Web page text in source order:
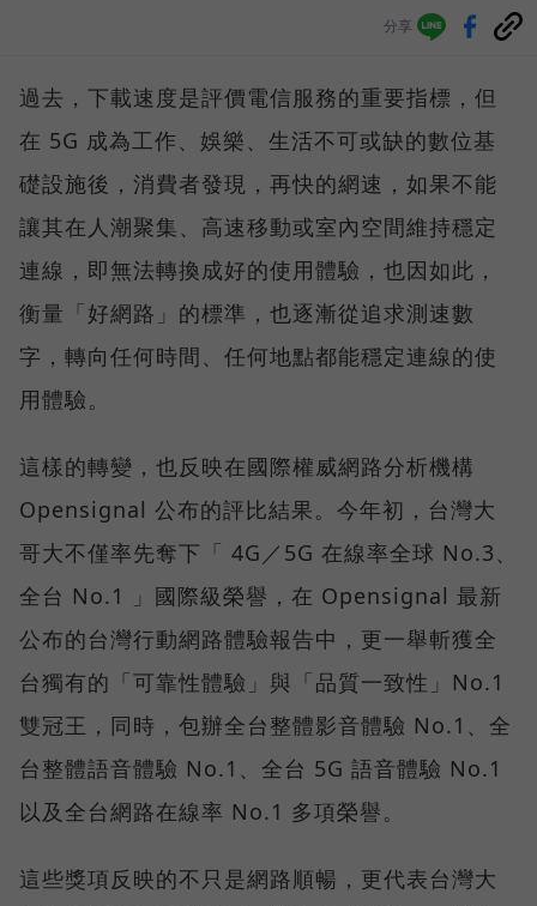
分享
過去，下載速度是評價電信服務的重要指標，但
在 5G 成為工作、娛樂、生活不可或缺的數位基
礎設施後，消費者發現，再快的網速，如果不能
讓其在人潮聚集、高速移動或室內空間維持穩定
連線，即無法轉換成好的使用體驗，也因如此，
衡量「好網路」的標準，也逐漸從追求測速數
字，轉向任何時間、任何地點都能穩定連線的使
用體驗。
這樣的轉變，也反映在國際權威網路分析機構
Opensignal 公布的評比結果。今年初，台灣大
哥大不僅率先奪下「 4G／5G 在線率全球 No.3、
全台 No.1 」國際級榮譽，在 Opensignal 最新
公布的台灣行動網路體驗報告中，更一舉斬獲全
台獨有的「可靠性體驗」與「品質一致性」No.1
雙冠王，同時，包辦全台整體影音體驗 No.1、全
台整體語音體驗 No.1、全台 5G 語音體驗 No.1
以及全台網路在線率 No.1 多項榮譽。
這些獎項反映的不只是網路順暢，更代表台灣大